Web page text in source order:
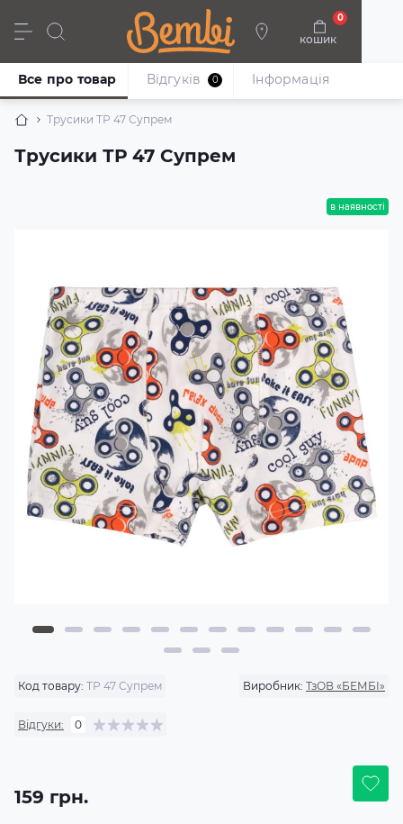
кошик
0
Дівчата Хлопці Немовлята Взуття
Трусики ТР 47 Супрем
Трусики ТР 47 Супрем
Все про товар Відгуків 0 Iнформація
в наявності
Код товару: ТР 47 Супрем Виробник: ТзОВ «БЕМБІ»
Відгуки: 0
159 грн.